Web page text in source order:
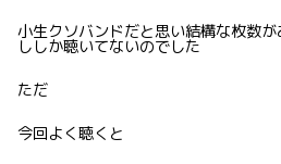
小生クソバンドだと思い結構な枚数
ししか聴いてないのでした
ただ
今回よく聴くと